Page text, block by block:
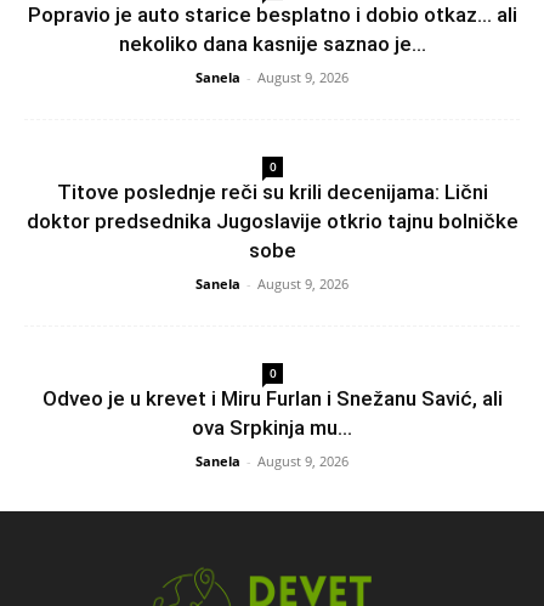
Popravio je auto starice besplatno i dobio otkaz… ali
nekoliko dana kasnije saznao je...
Sanela - August 9, 2026
0
Titove poslednje reči su krili decenijama: Lični
doktor predsednika Jugoslavije otkrio tajnu bolničke
sobe
Sanela - August 9, 2026
0
Odveo je u krevet i Miru Furlan i Snežanu Savić, ali
ova Srpkinja mu...
Sanela - August 9, 2026